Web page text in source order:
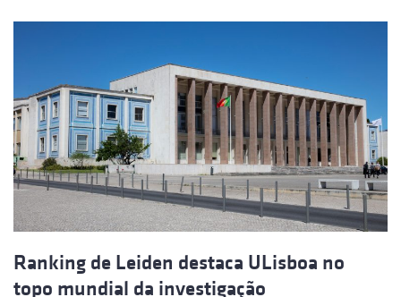
Ranking de Leiden destaca ULisboa no
topo mundial da investigação